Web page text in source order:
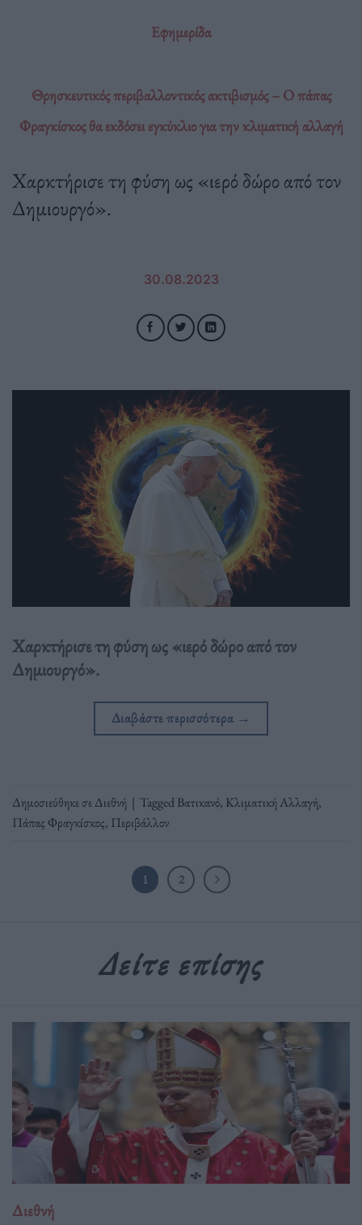
Εφημερίδα
Θρησκευτικός περιβαλλοντικός ακτιβισμός – Ο πάπας
Φραγκίσκος θα εκδόσει εγκύκλιο για την κλιματική αλλαγή
Χαρκτήρισε τη φύση ως «ιερό δώρο από τον
Δημιουργό».
30.08.2023
Χαρκτήρισε τη φύση ως «ιερό δώρο από τον
Δημιουργό».
Διαβάστε περισσότερα →
Δημοσιεύθηκε σεΔιεθνή | TaggedΒατικανό, Κλιματική Αλλαγή,
Πάπας Φραγκίσκος, Περιβάλλον
1 2
Δείτε επίσης
Διεθνή